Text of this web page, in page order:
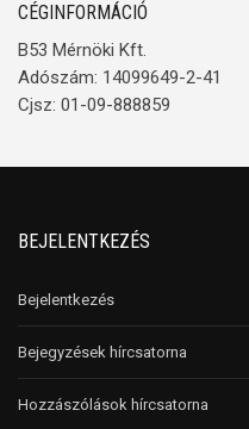
CÉGINFORMÁCIÓ
B53 Mérnöki Kft.
Adószám: 14099649-2-41
Cjsz: 01-09-888859
BEJELENTKEZÉS
Bejelentkezés
Bejegyzések hírcsatorna
Hozzászólások hírcsatorna